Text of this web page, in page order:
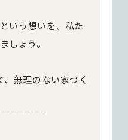
いう想いを、私た
しょう。
、無理のない家づく